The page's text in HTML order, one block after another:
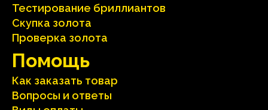
Тестирование бриллиантов
Скупка золота
Проверка золота
Помощь
Как заказать товар
Вопросы и ответы